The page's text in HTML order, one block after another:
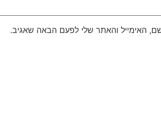
האימייל והאתר שלי לפעם הבאה שאגיב.